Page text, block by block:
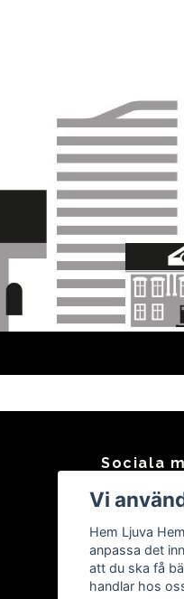
Sociala
Facebook
Instagram
Vi
Hem Ljuva
anpassa det
att du ska få
handlar hos